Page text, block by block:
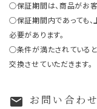
○保証期間は、商品がお
○保証期間内であっても、
必要があります。
○条件が満たされている
交換させていただきます。
mail お問い合わせ